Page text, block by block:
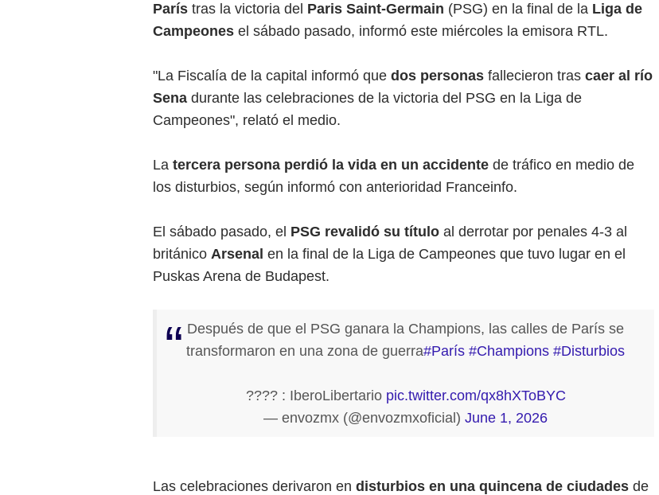
París tras la victoria del Paris Saint-Germain (PSG) en la final de la Liga de
Campeones el sábado pasado, informó este miércoles la emisora RTL.
"La Fiscalía de la capital informó que dos personas fallecieron tras caer al río
Sena durante las celebraciones de la victoria del PSG en la Liga de
Campeones", relató el medio.
La tercera persona perdió la vida en un accidente de tráfico en medio de
los disturbios, según informó con anterioridad Franceinfo.
El sábado pasado, el PSG revalidó su título al derrotar por penales 4-3 al
británico Arsenal en la final de la Liga de Campeones que tuvo lugar en el
Puskas Arena de Budapest.
Después de que el PSG ganara la Champions, las calles de París se
transformaron en una zona de guerra#París #Champions #Disturbios
???? : IberoLibertario pic.twitter.com/qx8hXToBYC
— envozmx (@envozmxoficial) June 1, 2026
Las celebraciones derivaron en disturbios en una quincena de ciudades de